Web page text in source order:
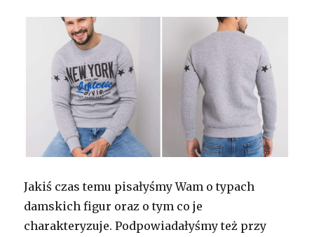
Jakiś czas temu pisałyśmy Wam o typach
damskich figur oraz o tym co je
charakteryzuje. Podpowiadałyśmy też przy